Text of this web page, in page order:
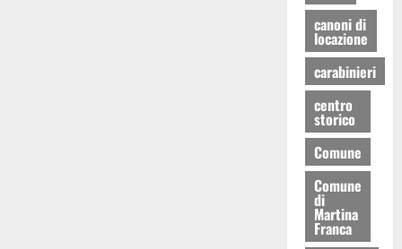
canoni di
locazione
carabinieri
centro
storico
Comune
Comune
di
Martina
Franca